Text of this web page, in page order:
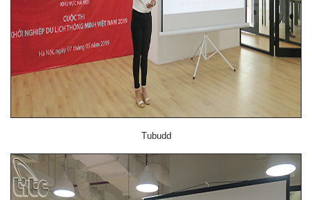
Tubudd